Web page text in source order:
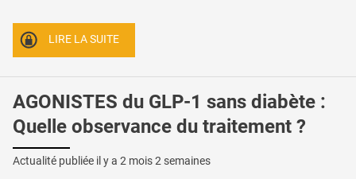
LIRE LA SUITE
AGONISTES du GLP-1 sans diabète :
Quelle observance du traitement ?
Actualité publiée il y a 2 mois 2 semaines